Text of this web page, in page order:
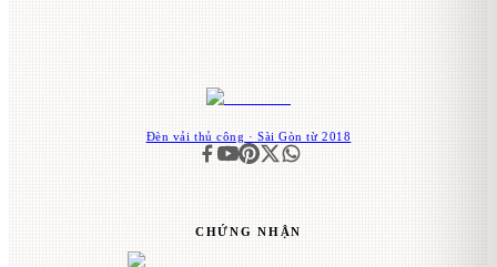
Đèn vải thủ công · Sài Gòn từ 2018
CHỨNG NHẬN